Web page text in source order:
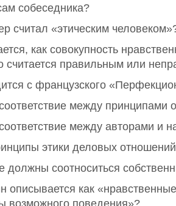
собеседника?
считал «этическим
как совокупность
считается правильным или
с французского
между
между авторами и
этики деловых
должны соотноситься
описывается как
возможного поведения»?